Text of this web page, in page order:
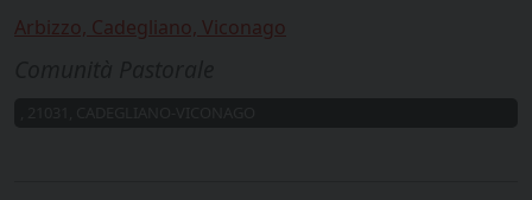
Arbizzo, Cadegliano, Viconago